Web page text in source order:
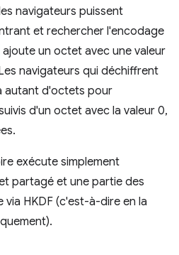
navigateurs puissent
et rechercher l'encodage
ajoute un octet avec une valeur
navigateurs qui déchiffrent
autant d'octets pour
d'un octet avec la valeur 0,
exécute simplement
partagé et une partie des
HKDF (c'est-à-dire en la